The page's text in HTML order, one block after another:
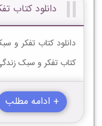
دانلود کتاب
دانلود کتاب تفکر و
کتاب تفکر و سبک زندگی
+ ادامه مطلب